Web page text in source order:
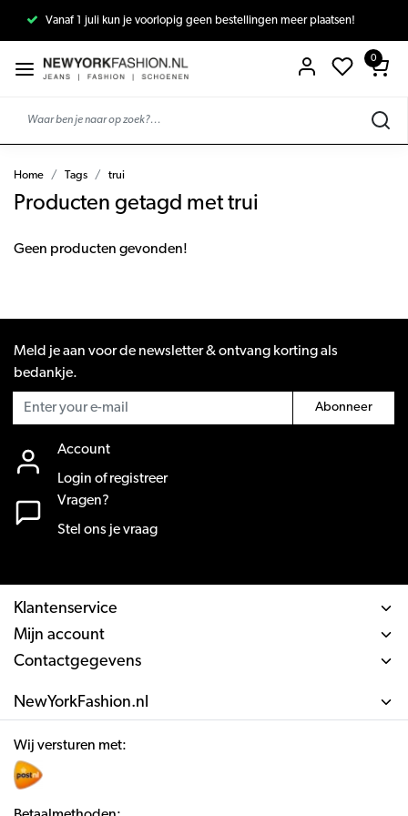
Vanaf 1 juli kun je voorlopig geen bestellingen meer plaatsen!
0
Home Tags trui
Producten getagd met trui
Geen producten gevonden!
Meld je aan voor de newsletter & ontvang korting als
bedankje.
Abonneer
Account
Login of registreer
Vragen?
Stel ons je vraag
Klantenservice
Mijn account
Contactgegevens
NewYorkFashion.nl
Wij versturen met: